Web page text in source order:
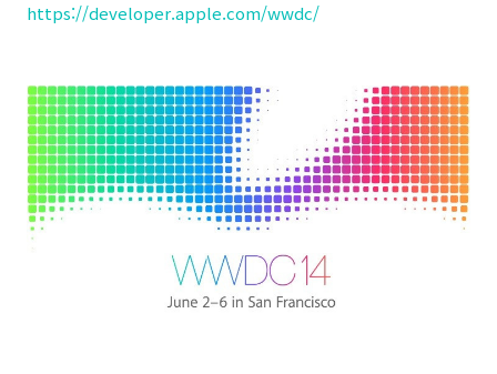
https://developer.apple.com/wwdc/